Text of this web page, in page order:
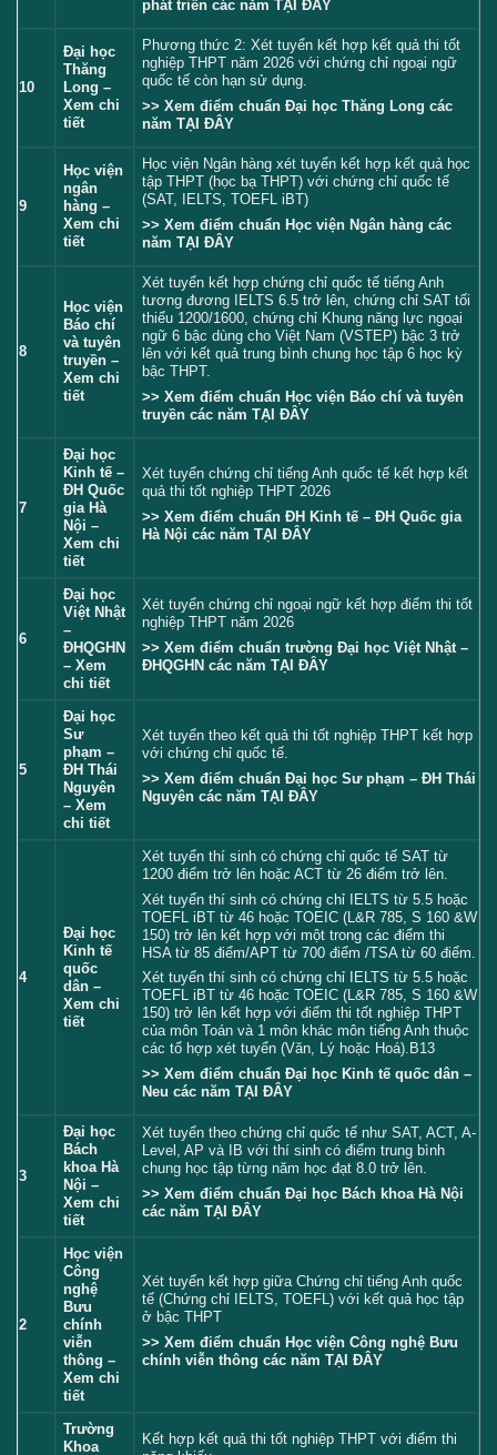
phát triển các nămTẠI ĐÂY
10
Đại học
Thăng
Long –
Xem chi
tiết
Phương thức 2: Xét tuyển kết hợp kết quả thi tốt
nghiệp THPT năm 2026 với chứng chỉ ngoại ngữ
quốc tế còn hạn sử dụng.
>> Xem điểm chuẩn Đại học Thăng Long các
nămTẠI ĐÂY
9
Học viện
ngân
hàng –
Xem chi
tiết
Học viện Ngân hàng xét tuyển kết hợp kết quả học
tập THPT (học bạ THPT) với chứng chỉ quốc tế
(SAT, IELTS, TOEFL iBT)
>> Xem điểm chuẩn Học viện Ngân hàng các
nămTẠI ĐÂY
8
Học viện
Báo chí
và tuyên
truyền –
Xem chi
tiết
Xét tuyển kết hợp chứng chỉ quốc tế tiếng Anh
tương đương IELTS 6.5 trở lên, chứng chỉ SAT tối
thiểu 1200/1600, chứng chỉ Khung năng lực ngoại
ngữ 6 bậc dùng cho Việt Nam (VSTEP) bậc 3 trở
lên với kết quả trung bình chung học tập 6 học kỳ
bậc THPT.
>> Xem điểm chuẩn Học viện Báo chí và tuyên
truyền các nămTẠI ĐÂY
7
Đại học
Kinh tế –
ĐH Quốc
gia Hà
Nội –
Xem chi
tiết
Xét tuyển chứng chỉ tiếng Anh quốc tế kết hợp kết
quả thi tốt nghiệp THPT 2026
>> Xem điểm chuẩn ĐH Kinh tế – ĐH Quốc gia
Hà Nội các nămTẠI ĐÂY
6
Đại học
Việt Nhật
–
ĐHQGHN
– Xem
chi tiết
Xét tuyển chứng chỉ ngoại ngữ kết hợp điểm thi tốt
nghiệp THPT năm 2026
>> Xem điểm chuẩn trường Đại học Việt Nhật –
ĐHQGHN các nămTẠI ĐÂY
5
Đại học
Sư
phạm –
ĐH Thái
Nguyên
– Xem
chi tiết
Xét tuyển theo kết quả thi tốt nghiệp THPT kết hợp
với chứng chỉ quốc tế.
>> Xem điểm chuẩn Đại học Sư phạm – ĐH Thái
Nguyên các nămTẠI ĐÂY
4
Đại học
Kinh tế
quốc
dân –
Xem chi
tiết
Xét tuyển thí sinh có chứng chỉ quốc tế SAT từ
1200 điểm trở lên hoặc ACT từ 26 điểm trở lên.
Xét tuyển thí sinh có chứng chỉ IELTS từ 5.5 hoặc
TOEFL iBT từ 46 hoặc TOEIC (L&R 785, S 160 &W
150) trở lên kết hợp với một trong các điểm thi
HSA từ 85 điểm/APT từ 700 điểm /TSA từ 60 điểm.
Xét tuyển thí sinh có chứng chỉ IELTS từ 5.5 hoặc
TOEFL iBT từ 46 hoặc TOEIC (L&R 785, S 160 &W
150) trở lên kết hợp với điểm thi tốt nghiệp THPT
của môn Toán và 1 môn khác môn tiếng Anh thuộc
các tổ hợp xét tuyển (Văn, Lý hoặc Hoá).B13
>> Xem điểm chuẩn Đại học Kinh tế quốc dân –
Neu các nămTẠI ĐÂY
3
Đại học
Bách
khoa Hà
Nội –
Xem chi
tiết
Xét tuyển theo chứng chỉ quốc tế như SAT, ACT, A-
Level, AP và IB với thí sinh có điểm trung bình
chung học tập từng năm học đạt 8.0 trở lên.
>> Xem điểm chuẩn Đại học Bách khoa Hà Nội
các nămTẠI ĐÂY
2
Học viện
Công
nghệ
Bưu
chính
viễn
thông –
Xem chi
tiết
Xét tuyển kết hợp giữa Chứng chỉ tiếng Anh quốc
tế (Chứng chỉ IELTS, TOEFL) với kết quả học tập
ở bậc THPT
>> Xem điểm chuẩn Học viện Công nghệ Bưu
chính viễn thông các nămTẠI ĐÂY
Trường
Khoa
Kết hợp kết quả thi tốt nghiệp THPT với điểm thi